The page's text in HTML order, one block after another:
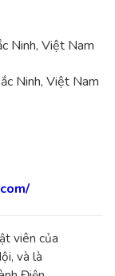
Ninh, Việt Nam
Ninh, Việt Nam
viên của
và là